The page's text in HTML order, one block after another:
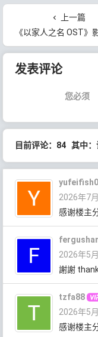
上一篇
《以家人之名 OST》影视原声带[无损FLAC/MP3/355MB]百度
文章导航
发表评论
您必须
目前评论：84 其中
2026年7
感谢楼主
2026年5
謝謝
tzfa88
2026年5
感谢楼主